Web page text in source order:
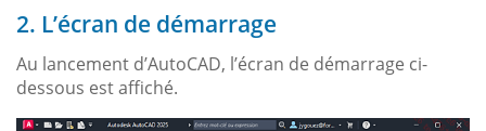
2. L’écran de démarrage
Au lancement d’AutoCAD, l’écran de démarrage ci-
dessous est affiché.